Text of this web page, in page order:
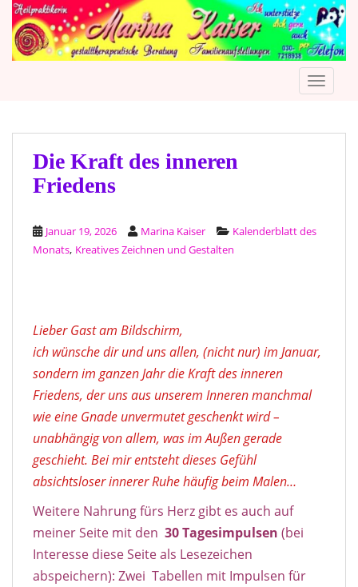
Die Kraft des inneren
Friedens
Januar 19, 2026 Marina Kaiser
Kalenderblatt des
Monats, Kreatives Zeichnen und Gestalten
Lieber Gast am Bildschirm,
ich wünsche dir und uns allen, (nicht nur) im Januar,
sondern im ganzen Jahr die Kraft des inneren
Friedens, der uns aus unserem Inneren manchmal
wie eine Gnade unvermutet geschenkt wird –
unabhängig von allem, was im Außen gerade
geschieht. Bei mir entsteht dieses Gefühl
absichtsloser innerer Ruhe häufig beim Malen…
Weitere Nahrung fürs Herz gibt es auch auf
meiner Seite mit den 30Tagesimpulsen (bei
Interesse diese Seite als Lesezeichen
abspeichern): Zwei Tabellen mit Impulsen für